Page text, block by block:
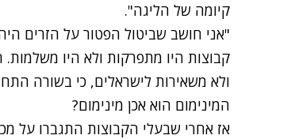
קיומה של הליגה".
"אני חושב שביטול הפטור על הזרים
קבוצות היו מתפרקות ולא היו
ולא משאירות לישראלים, כי בשורה
המינימום הוא אכן מינימום?
אז אחרי שבעלי הקבוצות התגברו על